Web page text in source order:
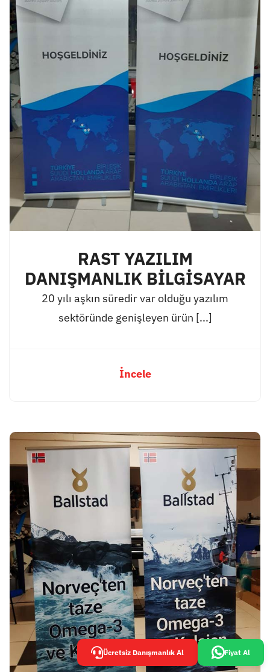
RAST YAZILIM
DANIŞMANLIK BİLGİSAYAR
20 yılı aşkın süredir var olduğu yazılım
sektöründe genişleyen ürün [...]
İncele
Ücretsiz Danışmanlık Al Fiyat Al